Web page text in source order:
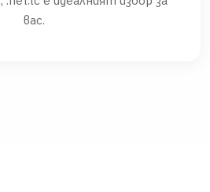
вас.